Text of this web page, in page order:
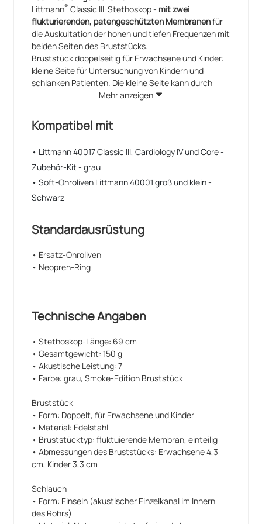
Littmann® Classic III-Stethoskop - mit zwei
flukturierenden, patengeschützten Membranenfür
die Auskultation der hohen und tiefen Frequenzen mit
beiden Seiten des Bruststücks.
Bruststück doppelseitig für Erwachsene und Kinder:
kleine Seite für Untersuchung von Kindern und
schlanken Patienten. Die kleine Seite kann durch
Entfernen der Membran in einen Trichter
Auskultation der niedrigen Frequenzen.
Mit dem Littmann Classic III Stethoskop wird eine
Die wichtigsten Eigenschaften sind:
• Bruststück aus Epxoy-Fiberglas mit
flukturierendem Teil aus Edelstahl und
Reinigung.
• Exklusiver PVC-Schlauch, hautöl- und
• Einstellbarer Ohrbügel aus gewichtsoptimiertem
Passform zu den Gehörgängen.
Mit dem patentgeschützten Bruststück mit
flukturierendem Teil können hohe und niedrige
drehen zu müssen. Zum Auskultieren der tiefen
Frequenzen das Bruststück des Stethoskops mit
leichtem Druck aufsetzen. Zum Auskultieren der
hohen Frequenzen das Bruststück des Stethoskops
mit stärkerem Druck aufsetzen.
Das Instrument enthält kein Naturgummilatex,
plastizierende Phthalate.
Alle Produkte der Linie Littmann
Mehr anzeigen
Kompatibel mit
• Littmann 40017 Classic III, Cardiology IV und Core -
Zubehör-Kit - grau
• Soft-Ohroliven Littmann 40001 groß und klein -
Schwarz
Standardausrüstung
• Ersatz-Ohroliven
• Neopren-Ring
Technische Angaben
• Stethoskop-Länge: 69 cm
• Gesamtgewicht: 150 g
• Akustische Leistung: 7
• Farbe: grau, Smoke-Edition Bruststück
Bruststück
• Form: Doppelt, für Erwachsene und Kinder
• Material: Edelstahl
• Bruststücktyp: fluktuierende Membran, einteilig
• Abmessungen des Bruststücks: Erwachsene 4,3
cm, Kinder 3,3 cm
Schlauch
• Form: Einseln (akustischer Einzelkanal im Innern
des Rohrs)